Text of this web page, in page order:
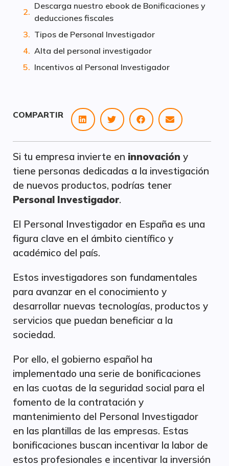
COMPARTIR
Si tu empresa invierte en innovación y
tiene personas dedicadas a la investigación
de nuevos productos, podrías tener
Personal Investigador.
El Personal Investigador en España es una
figura clave en el ámbito científico y
académico del país.
Estos investigadores son fundamentales
para avanzar en el conocimiento y
desarrollar nuevas tecnologías, productos y
servicios que puedan beneficiar a la
sociedad.
Por ello, el gobierno español ha
implementado una serie de bonificaciones
en las cuotas de la seguridad social para el
fomento de la contratación y
mantenimiento del Personal Investigador
en las plantillas de las empresas. Estas
bonificaciones buscan incentivar la labor de
estos profesionales e incentivar la inversión
Descarga nuestro ebook de Bonificaciones y
deducciones fiscales
Tipos de Personal Investigador
Alta del personal investigador
Incentivos al Personal Investigador